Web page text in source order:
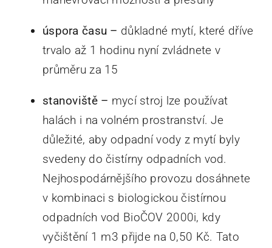
úspora času – důkladné mytí, které dříve
trvalo až 1 hodinu nyní zvládnete v
průměru za 15
stanoviště – mycí stroj lze používat
halách i na volném prostranství. Je
důležité, aby odpadní vody z mytí byly
svedeny do čistírny odpadních vod.
Nejhospodárnějšího provozu dosáhnete
v kombinaci s biologickou čistírnou
odpadních vod BioČOV 2000i, kdy
vyčištění 1 m3 přijde na 0,50 Kč. Tato